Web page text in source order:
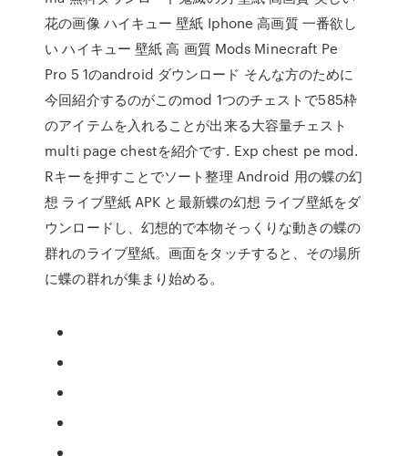
花の画像 ハイキュー 壁紙 Iphone 高画質 一番欲し
い ハイキュー 壁紙 高 画質 Mods Minecraft Pe
Pro 5 1のandroid ダウンロード そんな方のために
今回紹介するのがこのmod 1つのチェストで585枠
のアイテムを入れることが出来る大容量チェスト
multi page chestを紹介です. Exp chest pe mod.
Rキーを押すことでソート整理 Android 用の蝶の幻
想 ライブ壁紙 APK と最新蝶の幻想 ライブ壁紙をダ
ウンロードし、幻想的で本物そっくりな動きの蝶の
群れのライブ壁紙。画面をタッチすると、その場所
に蝶の群れが集まり始める。